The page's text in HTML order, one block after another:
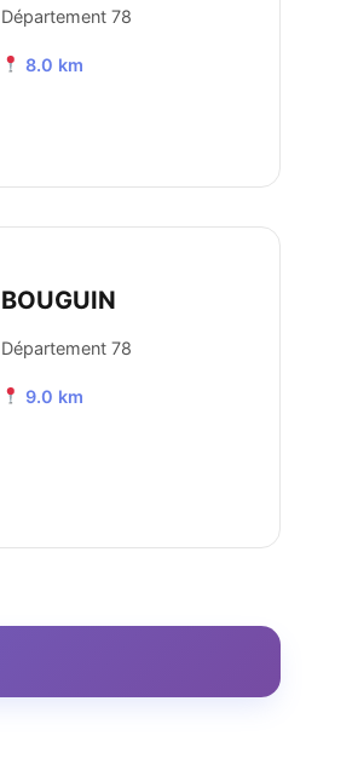
Département 78
8.0 km
BOUGUIN
Département 78
9.0 km